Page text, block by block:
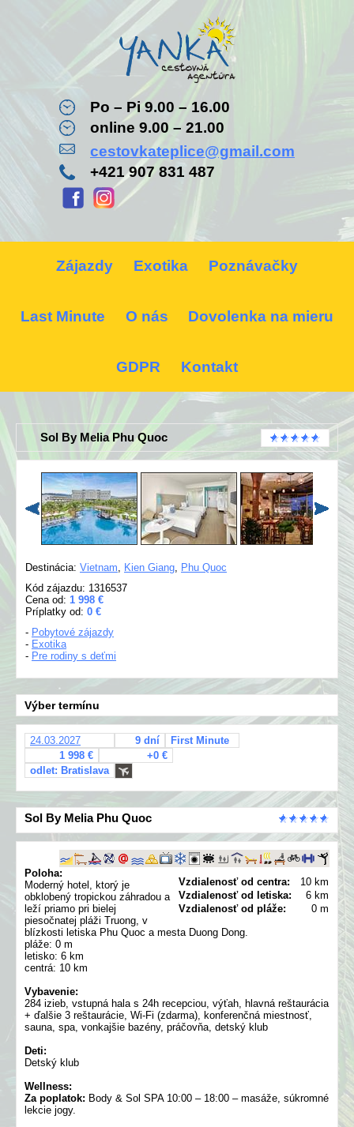
Po – Pi 9.00 – 16.00
online 9.00 – 21.00
cestovkateplice@gmail.com
+421 907 831 487
Zájazdy Exotika Poznávačky
Last Minute O nás Dovolenka na mieru
GDPR Kontakt
Sol By Melia Phu Quoc
Destinácia: Vietnam, Kien Giang, Phu Quoc
Kód zájazdu: 1316537
Cena od: 1 998 €
Príplatky od: 0 €
- Pobytové zájazdy
- Exotika
- Pre rodiny s deťmi
Výber termínu
24.03.2027 9 dní
First Minute
1 998 €
+0 €
odlet: Bratislava
Sol By Melia Phu Quoc
Vzdialenosť od centra:
10 km
Vzdialenosť od letiska:
6 km
Vzdialenosť od pláže:
0 m
Poloha:
Moderný hotel, ktorý je
obklobený tropickou záhradou a
leží priamo pri bielej
piesočnatej pláži Truong, v
blízkosti letiska Phu Quoc a mesta Duong Dong.
pláže: 0 m
letisko: 6 km
centrá: 10 km
Vybavenie:
284 izieb, vstupná hala s 24h recepciou, výťah, hlavná reštaurácia
+ ďalšie 3 reštaurácie, Wi-Fi (zdarma), konferenčná miestnosť,
sauna, spa, vonkajšie bazény, práčovňa, detský klub
Deti:
Detský klub
Wellness:
Za poplatok: Body & Sol SPA 10:00 – 18:00 – masáže, súkromné
lekcie jogy.